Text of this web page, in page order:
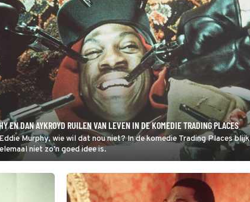
EN DAN AYKROYD RUILEN VAN LEVEN IN DE KOMEDIE TRADING PLACES
Murphy, wie wil dat nou niet? In de komedie Trading Places
niet zo'n goed idee is.